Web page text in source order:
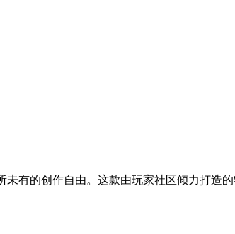
有的创作自由。这款由玩家社区倾力打造